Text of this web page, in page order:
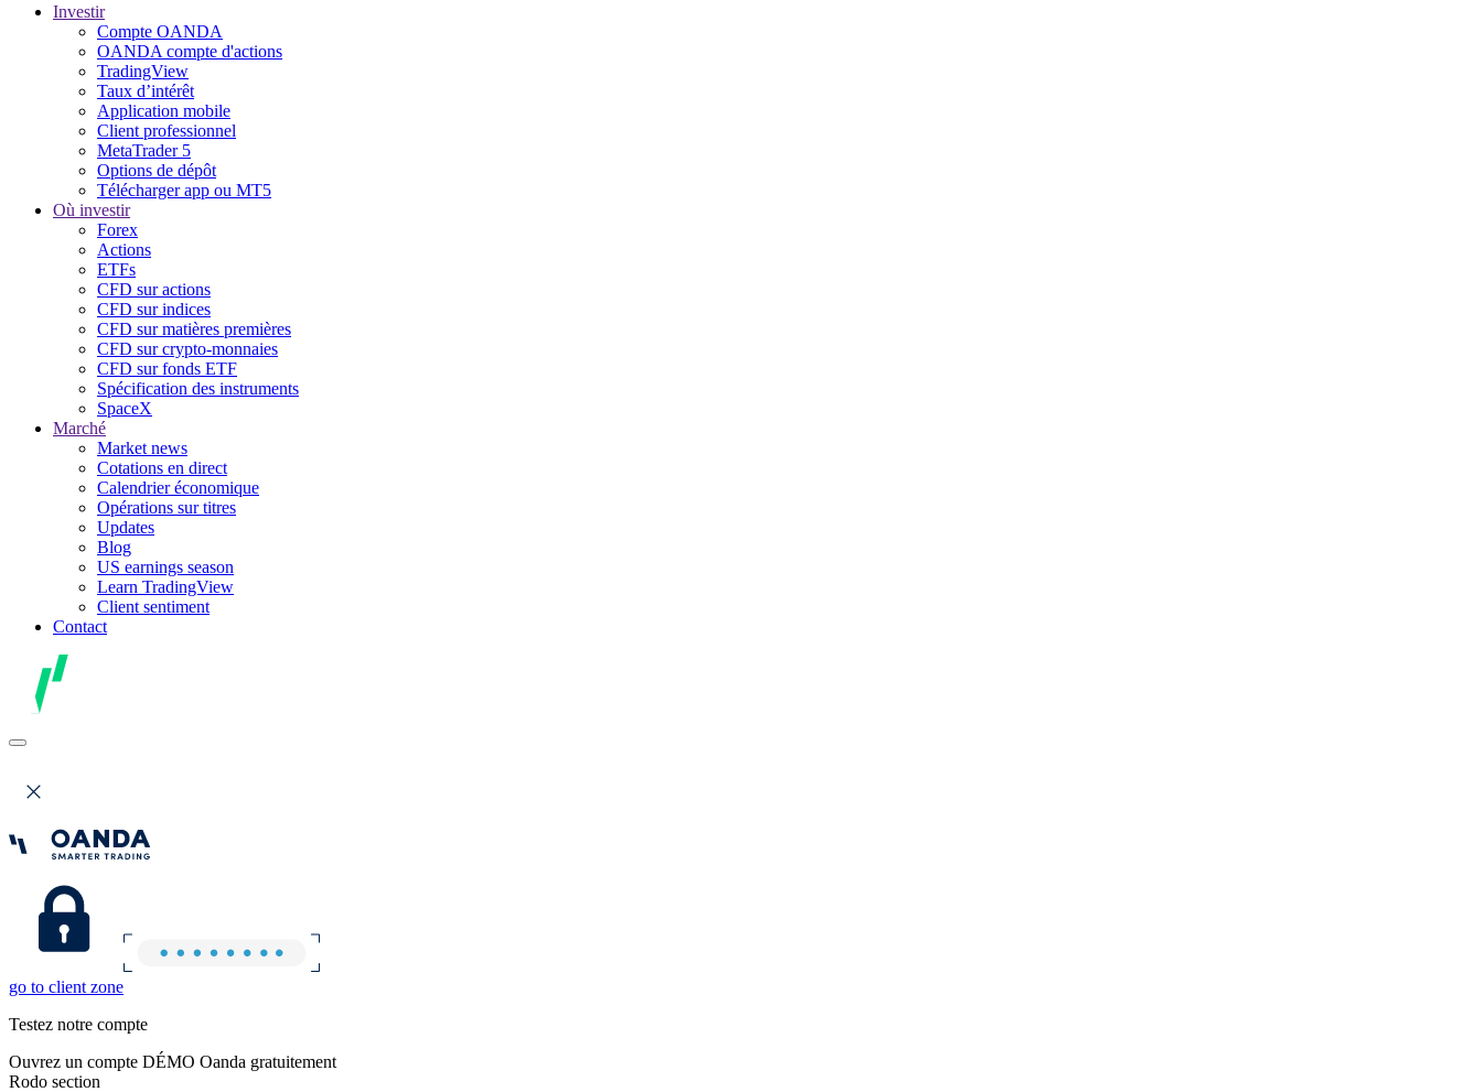
Investir
Compte OANDA
OANDA compte d'actions
TradingView
Taux d’intérêt
Application mobile
Client professionnel
MetaTrader 5
Options de dépôt
Télécharger app ou MT5
Où investir
Forex
Actions
ETFs
CFD sur actions
CFD sur indices
CFD sur matières premières
CFD sur crypto-monnaies
CFD sur fonds ETF
Spécification des instruments
SpaceX
Marché
Market news
Cotations en direct
Calendrier économique
Opérations sur titres
Updates
Blog
US earnings season
Learn TradingView
Client sentiment
Contact
go to client zone
Testez notre compte
Ouvrez un compte DÉMO Oanda gratuitement
Rodo section